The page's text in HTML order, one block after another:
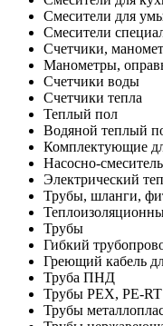
Смесители для
Смесители
Счетчики,
Манометры,
Счетчики воды
Счетчики тепла
Теплый пол
Водяной теплый
Комплектующие
Насосно-
Электрический
Трубы, шланги,
Трубы
Гибкий
Греющий кабель
Труба ПНД
Трубы PEX, PE-RT
Трубы